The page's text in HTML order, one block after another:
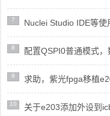
7 Nuclei Studio IDE等
8 配置QSPI0普通模式
9 求助，紫光fpga移植
10 关于e203添加外设到